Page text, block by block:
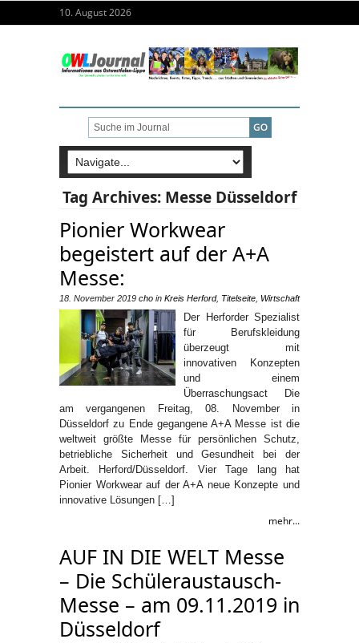
10. August 2026
Tag Archives: Messe Düsseldorf
Pionier Workwear
begeistert auf der A+A
Messe:
18. November 2019 cho in Kreis Herford, Titelseite Wirtschaft
Der Herforder Spezialist
für Berufskleidung
überzeugt mit
innovativen Konzepten
und einem
Überraschungsact Die
am vergangenen Freitag, 08. November in
Düsseldorf zu Ende gegangene A+A Messe ist die
weltweit größte Messe für persönlichen Schutz,
betriebliche Sicherheit und Gesundheit bei der
Arbeit. Herford/Düsseldorf. Vier Tage lang hat
Pionier Workwear auf der A+A neue Konzepte und
innovative Lösungen […]
mehr...
AUF IN DIE WELT Messe
– Die Schüleraustausch-
Messe – am 09.11.2019 in
Düsseldorf